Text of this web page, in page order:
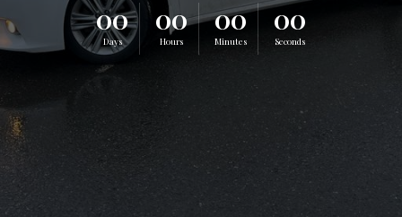
00
Days
00
Hours
00
Minutes
00
Seconds